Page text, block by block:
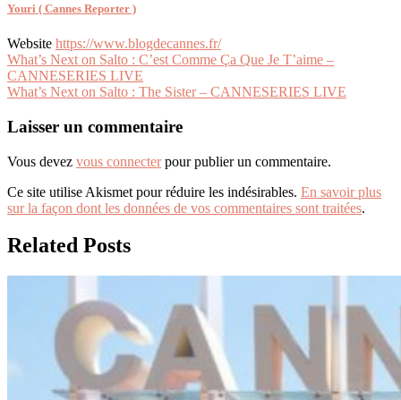
Youri ( Cannes Reporter )
Website https://www.blogdecannes.fr/
Navigation
de
What’s Next on Salto : C’est Comme Ça Que Je T’aime –
CANNESERIES LIVE
What’s Next on Salto : The Sister – CANNESERIES LIVE
Laisser un commentaire
Vous devez vous connecterpour publier un commentaire.
Ce site utilise Akismet pour réduire les indésirables. En savoir plus
sur la façon dont les données de vos commentaires sont traitées.
Related Posts